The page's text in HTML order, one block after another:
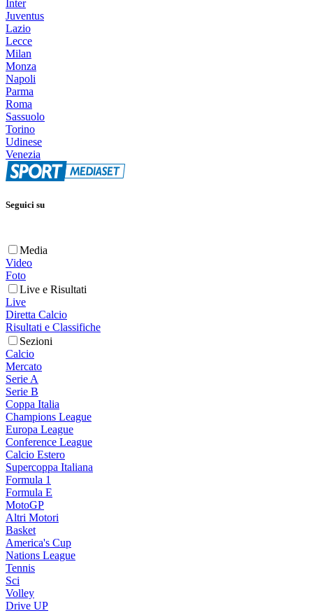
Inter
Juventus
Lazio
Lecce
Milan
Monza
Napoli
Parma
Roma
Sassuolo
Torino
Udinese
Venezia
Seguici su
Media
Video
Foto
Live e Risultati
Live
Diretta Calcio
Risultati e Classifiche
Sezioni
Calcio
Mercato
Serie A
Serie B
Coppa Italia
Champions League
Europa League
Conference League
Calcio Estero
Supercoppa Italiana
Formula 1
Formula E
MotoGP
Altri Motori
Basket
America's Cup
Nations League
Tennis
Sci
Volley
Drive UP